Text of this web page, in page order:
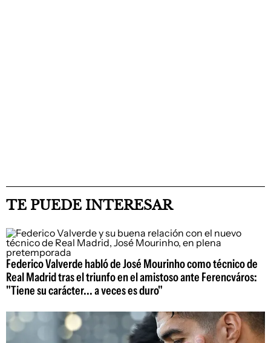
TE PUEDE INTERESAR
Federico Valverde habló de José Mourinho como técnico de
Real Madrid tras el triunfo en el amistoso ante Ferencváros:
"Tiene su carácter... a veces es duro"